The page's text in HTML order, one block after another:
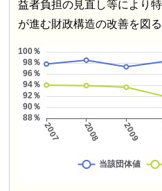
益者負担の見直し等により
が進む財政構造の改善を図る